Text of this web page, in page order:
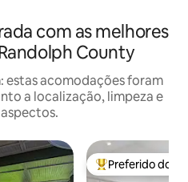
com as melhores
County
estas acomodações foram
a localização, limpeza e
Entre os
Preferido dos